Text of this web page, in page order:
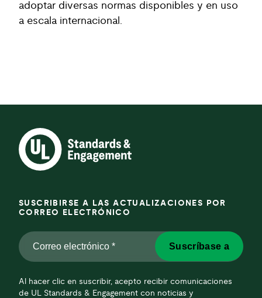
adoptar diversas normas disponibles y en uso
a escala internacional.
SUSCRIBIRSE A LAS ACTUALIZACIONES POR
CORREO ELECTRÓNICO
Correo
electrónico
Al hacer clic en suscribir, acepto recibir comunicaciones
de UL Standards & Engagement con noticias y
Suscríbase a